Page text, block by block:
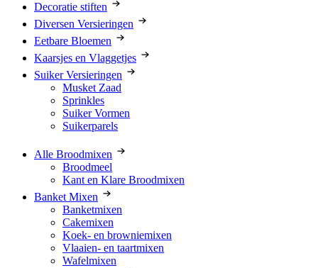
Decoratie stiften
Diversen Versieringen
Eetbare Bloemen
Kaarsjes en Vlaggetjes
Suiker Versieringen
Musket Zaad
Sprinkles
Suiker Vormen
Suikerparels
Alle Broodmixen
Broodmeel
Kant en Klare Broodmixen
Banket Mixen
Banketmixen
Cakemixen
Koek- en browniemixen
Vlaaien- en taartmixen
Wafelmixen